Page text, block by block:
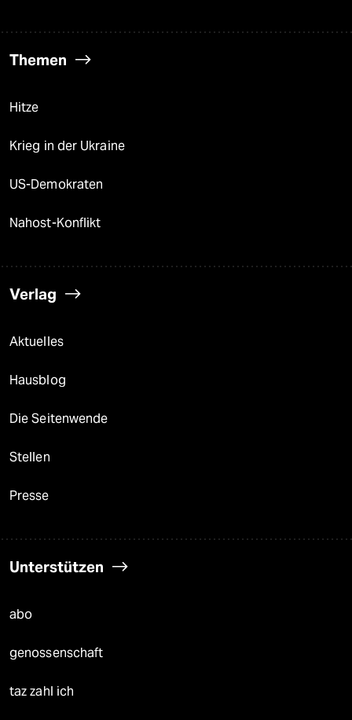
Themen
Hitze
Krieg in der Ukraine
US-Demokraten
Nahost-Konflikt
Verlag
Aktuelles
Hausblog
Die Seitenwende
Stellen
Presse
Unterstützen
abo
genossenschaft
taz zahl ich